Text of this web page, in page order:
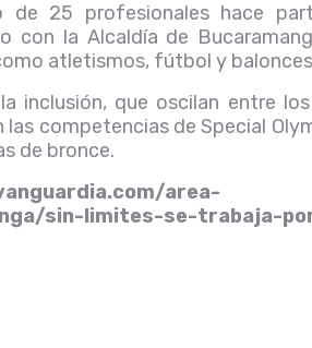
de 25 profesionales hace
con la Alcaldía de
atletismos, fútbol y
inclusión, que oscilan entre
competencias de Special
de bronce.
area-
sin-limites-se-trabaja-